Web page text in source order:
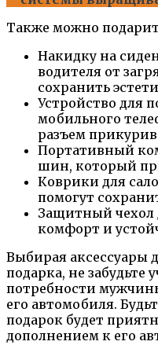
Также можно
Накидку на
водителя от
сохранить
Устройство для
мобильного
разъем
Портативный
шин, который
Коврики для
помогут
Защитный чехол
комфорт и
Выбирая аксессуары
подарка, не забудьте
потребности
его автомобиля.
подарок будет
дополнением к его